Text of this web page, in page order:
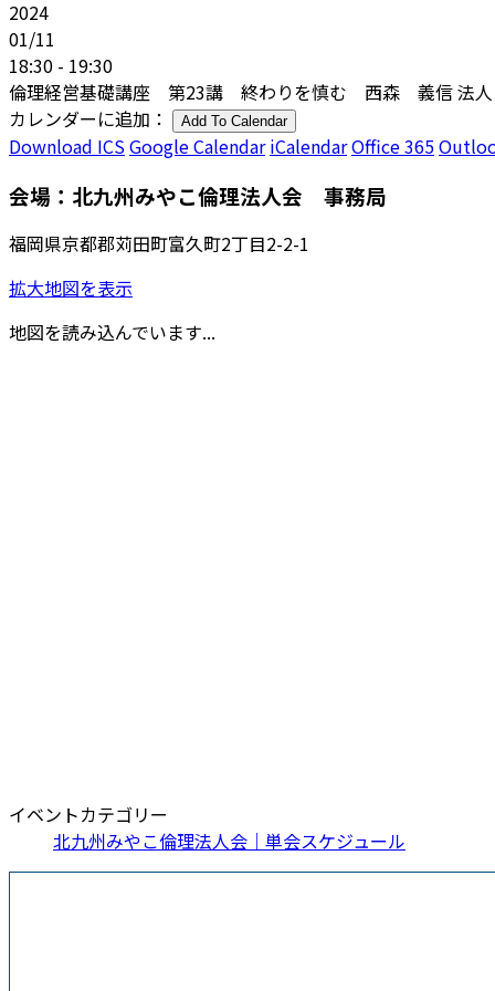
2024
01/11
18:30 - 19:30
倫理経営基礎講座 第23講 終わりを慎む 西森 義信 法人
カレンダーに追加：
Add To Calendar
Download ICSGoogle Calendar iCalendarOffice 365
会場：北九州みやこ倫理法人会 事務局
福岡県京都郡苅田町富久町2丁目2-2-1
拡大地図を表示
地図を読み込んでいます...
イベントカテゴリー
北九州みやこ倫理法人会｜単会スケジュール